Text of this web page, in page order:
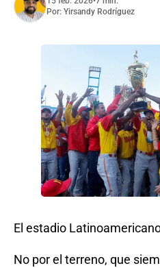
Por: Yirsandy Rodríguez
El estadio
No por el terreno, que